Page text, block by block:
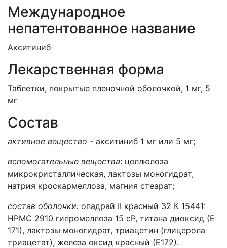
Международное
непатентованное название
Акситиниб
Лекарственная форма
Таблетки, покрытые пленочной оболочкой, 1 мг, 5
мг
Состав
активное вещество - акситиниб 1 мг или 5 мг;
вспомогательные вещества: целлюлоза
микрокристаллическая, лактозы моногидрат,
натрия кроскармеллоза, магния стеарат;
состав оболочки: опадрай II красный 32 К 15441:
HPMC 2910 гипромеллоза 15 cP, титана диоксид (Е
171), лактозы моногидрат, триацетин (глицерола
триацетат), железа оксид красный (Е172).